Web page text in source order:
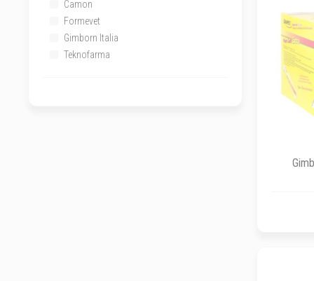
Camon
Formevet
Gimborn Italia
Teknofarma